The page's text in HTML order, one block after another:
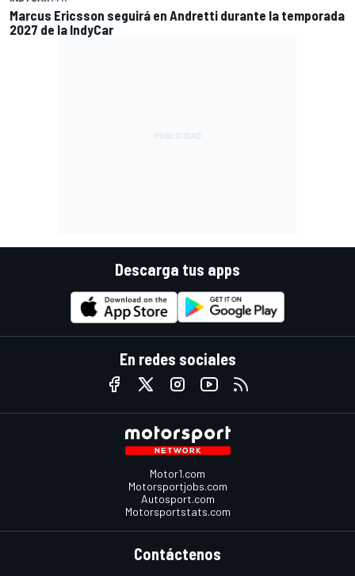
Marcus Ericsson seguirá en Andretti durante la temporada
2027 de la IndyCar
Descarga tus apps
En redes sociales
Motor1.com
Motorsportjobs.com
Autosport.com
Motorsportstats.com
Contáctenos